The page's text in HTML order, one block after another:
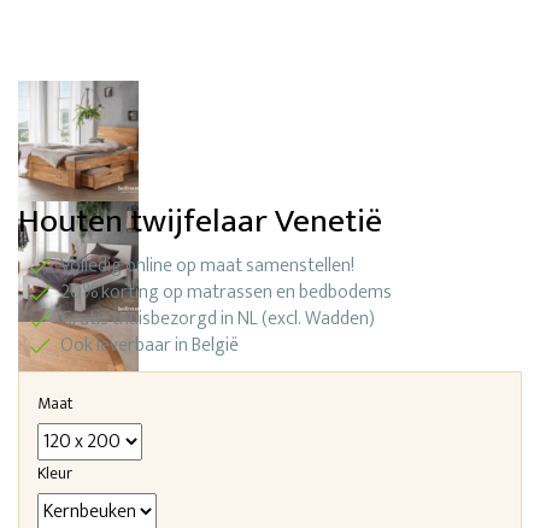
Houten twijfelaar Venetië
Volledig online op maat samenstellen!
20% korting op matrassen en bedbodems
Gratis thuisbezorgd in NL (excl. Wadden)
Ook leverbaar in België
Maat
Kleur